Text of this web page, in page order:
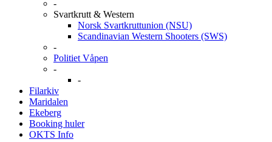
-
Svartkrutt & Western
Norsk Svartkruttunion (NSU)
Scandinavian Western Shooters (SWS)
-
Politiet Våpen
-
-
Filarkiv
Maridalen
Ekeberg
Booking huler
OKTS Info